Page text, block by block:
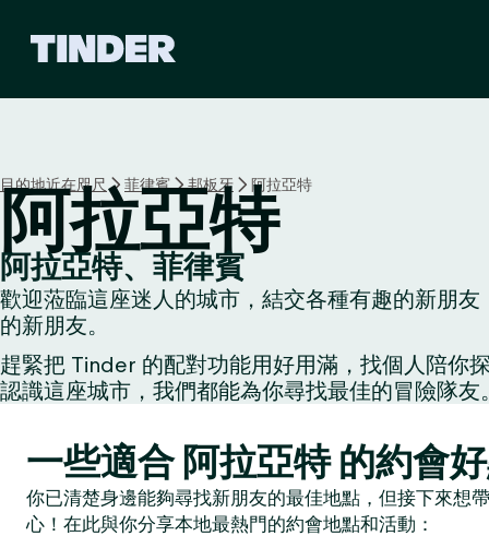
首
頁
目的地近在咫尺 菲律賓 邦板牙 阿拉亞特
阿拉亞特
阿拉亞特、菲律賓
歡迎蒞臨這座迷人的城市，結交各種有趣的新朋
的新朋友。
趕緊把 Tinder 的配對功能用好用滿，找個人陪你
認識這座城市，我們都能為你尋找最佳的冒險隊友
一些適合 阿拉亞特 的約會
你已清楚身邊能夠尋找新朋友的最佳地點，但接下來想
心！在此與你分享本地最熱門的約會地點和活動：